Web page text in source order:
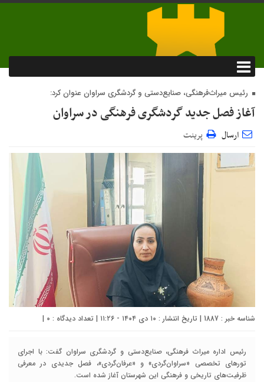
رئیس میراث‌فرهنگی، صنایع‌دستی و گردشگری سراوان عنوان کرد:
آغاز فصل جدید گردشگری فرهنگی در سراوان
ارسال پرینت
شناسه خبر : 1887 | تاریخ انتشار : ۱۰ دی ۱۴۰۴ - ۱۱:۲۶ | تعداد دیدگاه : ۰ |
رئیس اداره میراث فرهنگی، صنایع‌دستی و گردشگری سراوان گفت: با اجرای
تورهای تخصصی «سراوان‌گردی» و «عرفان‌گردی»، فصل جدیدی در معرفی
ظرفیت‌های تاریخی و فرهنگی این شهرستان آغاز شده است.